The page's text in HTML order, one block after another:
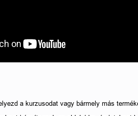
a kurzusodat vagy bármely más